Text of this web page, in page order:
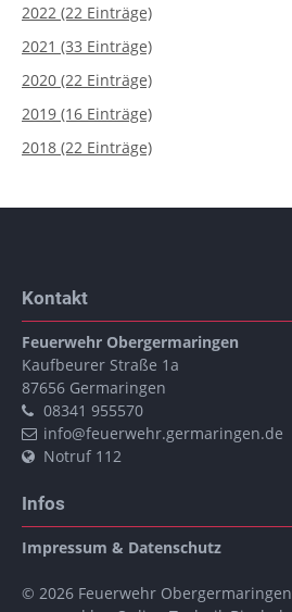
2022 (22 Einträge)
2021 (33 Einträge)
2020 (22 Einträge)
2019 (16 Einträge)
2018 (22 Einträge)
Kontakt
Feuerwehr Obergermaringen
Kaufbeurer Straße 1a
87656 Germaringen
08341 955570
info@feuerwehr.germaringen.de
Notruf 112
Infos
Impressum & Datenschutz
© 2026 Feuerwehr Obergermaringen